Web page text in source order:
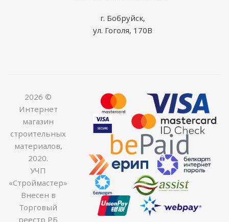
г. Бобруйск,
ул. Гоголя, 170В
2026 ©
Интернет
магазин
строительных
материалов,
2020.
УЧП
«Строймастер»
Внесен в
Торговый
реестр РБ